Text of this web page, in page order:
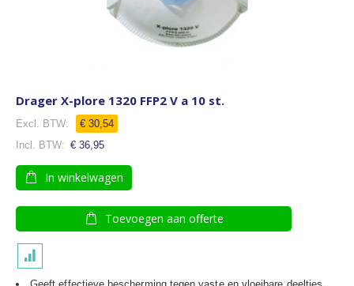
Drager X-plore 1320 FFP2 V a 10 st.
€ 30,54
€ 36,95
In winkelwagen
Toevoegen aan offerte